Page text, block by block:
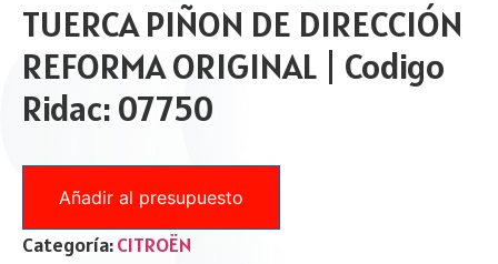
TUERCA PIÑON DE DIRECCIÓN
REFORMA ORIGINAL | Codigo
Ridac: 07750
Añadir al presupuesto
Categoría:CITROËN